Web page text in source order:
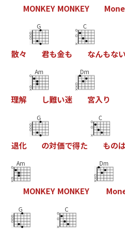
MONKEY MONKEY Mone
散々
G
君も金も
C
なんもない
理解
Am
し難い迷
Dm
宮入り
退化
G
の対価で得た
C
ものは
Am
MONKEY MONKEY
Dm
Mon
G C